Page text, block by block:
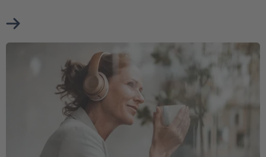
Mehr über Fondsgebundene Rentenversicherung erfahren
Weiter zu Basisrente (Rürup)